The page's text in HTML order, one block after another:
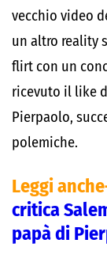
vecchio video
un altro reality
flirt con un
ricevuto il like
Pierpaolo,
polemiche.
Leggi
critica
papà di